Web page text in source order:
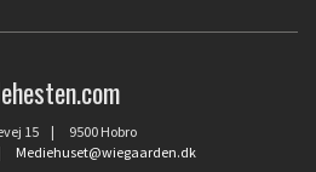
15 | 9500 Hobro
Mediehuset@wiegaarden.dk